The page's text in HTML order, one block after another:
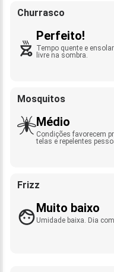
Churrasco
Perfeito!
Tempo quente e
livre na sombra.
Mosquitos
Médio
Condições favorecem
telas e repelentes
Frizz
Muito baixo
Umidade baixa. Dia